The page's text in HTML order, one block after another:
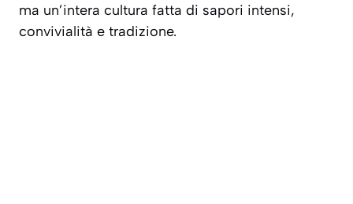
ma un’intera cultura fatta di sapori intensi,
convivialità e tradizione.